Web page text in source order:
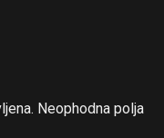
Neophodna polja